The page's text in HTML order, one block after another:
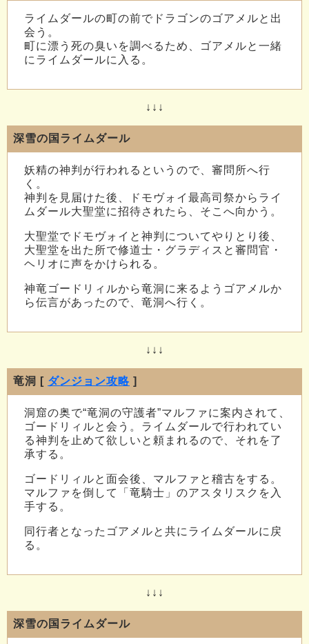
ライムダールの町の前でドラゴンのゴアメルと出
会う。
町に漂う死の臭いを調べるため、ゴアメルと一緒
にライムダールに入る。
↓↓↓
深雪の国ライムダール
妖精の神判が行われるというので、審問所へ行
く。
神判を見届けた後、ドモヴォイ最高司祭からライ
ムダール大聖堂に招待されたら、そこへ向かう。
大聖堂でドモヴォイと神判についてやりとり後、
大聖堂を出た所で修道士・グラディスと審問官・
ヘリオに声をかけられる。
神竜ゴードリィルから竜洞に来るようゴアメルか
ら伝言があったので、竜洞へ行く。
↓↓↓
竜洞 [ ダンジョン攻略 ]
洞窟の奥で“竜洞の守護者”マルファに案内されて、
ゴードリィルと会う。ライムダールで行われてい
る神判を止めて欲しいと頼まれるので、それを了
承する。
ゴードリィルと面会後、マルファと稽古をする。
マルファを倒して「竜騎士」のアスタリスクを入
手する。
同行者となったゴアメルと共にライムダールに戻
る。
↓↓↓
深雪の国ライムダール